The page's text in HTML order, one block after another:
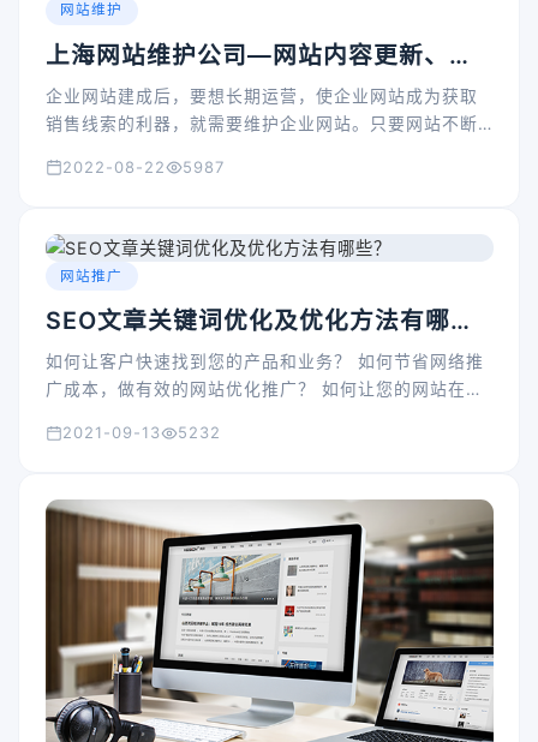
网站维护
上海网站维护公司—网站内容更新、网
站安全维护、网站日常运维服务
企业网站建成后，要想长期运营，使企业网站成为获取
销售线索的利器，就需要维护企业网站。只要网站不断
线索。
2022-08-22 5987
网站推广
SEO文章关键词优化及优化方法有哪
些？
如何让客户快速找到您的产品和业务？ 如何节省网络推
广成本，做有效的网站优化推广？ 如何让您的网站在搜
2021-09-13
5232